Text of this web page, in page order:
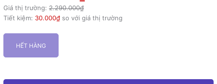
Giá thị trường: 2.290.000₫
Tiết kiệm: 30.000₫ so với giá thị trường
HẾT HÀNG